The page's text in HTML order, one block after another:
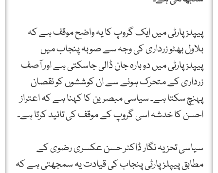
پیپلز پارٹی میں ایک گروپ کا یہ واضح موقف ہے کہ
بلاول بھٹو زرداری کی وجہ سے صوبہ پنجاب میں
پیپلزپارٹی میں دوبارہ جان ڈالی جاسکتی ہے اور آصف
زرداری کے متحرک ہونے سے ان کوششوں کو نقصان
پہنچ سکتا ہے۔ سیاسی مبصرین کا کہنا ہے کہ اعتراز
احسن کا خدشہ اسی گروپ کے موقف کی تائید کرتا ہے۔
سیاسی تحزیہ نگار ڈاکٹر حسن عکسری رضوی کے
مطابق پیپلز پارٹی پنجاب کی قیادت یہ سمجھتی ہے کہ